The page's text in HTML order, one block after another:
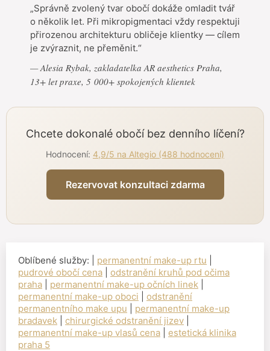
„Správně zvolený tvar obočí dokáže omladit tvář
o několik let. Při mikropigmentaci vždy respektuji
přirozenou architekturu obličeje klientky — cílem
je zvýraznit, ne přeměnit.“
— Alesia Rybak, zakladatelka AR aesthetics Praha,
13+ let praxe, 5 000+ spokojených klientek
Chcete dokonalé obočí bez denního líčení?
Hodnocení: 4,9/5 na Altegio (488 hodnocení)
Rezervovat konzultaci zdarma
Oblíbené služby: | permanentní make-up rtu
pudrové obočí cena
odstranění kruhů pod očima
praha
permanentní make-up očních linek
permanentní make-up oboci
odstranění
permanentního make upu
permanentní make-up
bradavek
chirurgické odstranění jizev
permanentní make-up vlasů cena
estetická klinika
praha 5